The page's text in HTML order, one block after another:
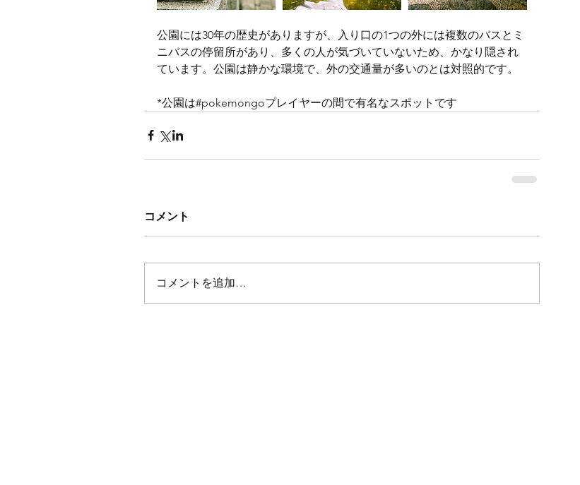
公園には30年の歴史がありますが、入り口の1つの外には複数のバスとミ
ニバスの停留所があり、多くの人が気づいていないため、かなり隠され
ています。公園は静かな環境で、外の交通量が多いのとは対照的です。
*公園は#pokemongoプレイヤーの間で有名なスポットです
コメント
コメントを追加…